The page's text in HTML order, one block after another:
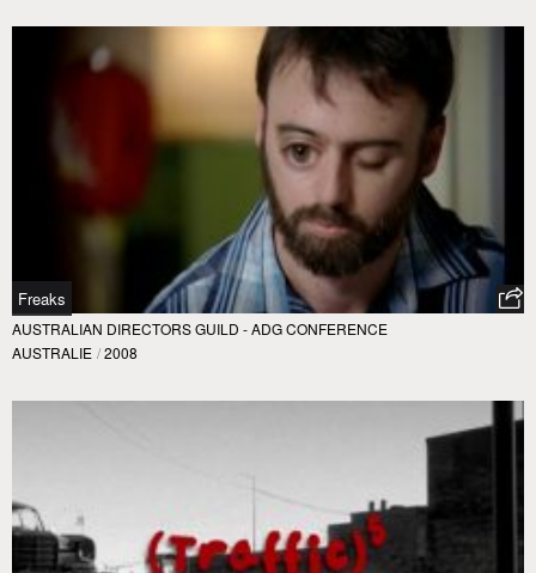
Freaks
AUSTRALIAN DIRECTORS GUILD - ADG CONFERENCE
AUSTRALIE / 2008